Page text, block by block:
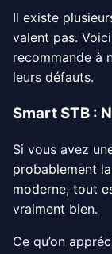
Il existe
valent pas.
recommande à
leurs défauts.
Smart STB :
Si vous avez
probablement
moderne, tout
vraiment bien.
Ce qu’on